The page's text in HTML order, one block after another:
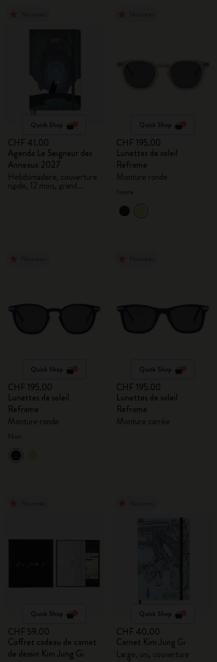
Quick Shop
CHF 41.00
Agenda Le Seigneur des
Anneaux 2027
Hebdomadaire, couverture
rigide, 12 mois, grand
format
Quick Shop
CHF 195.00
Lunettes de soleil
Reframe
Monture ronde
Quick Shop
CHF 195.00
Lunettes de soleil
Reframe
Monture ronde
Quick Shop
CHF 195.00
Lunettes de soleil
Reframe
Monture carrée
Quick Shop
CHF 59.00
Coffret cadeau de carnet
de dessin Kim Jung Gi
Quick Shop
CHF 40.00
Carnet Kim Jung Gi
Large, uni, couverture